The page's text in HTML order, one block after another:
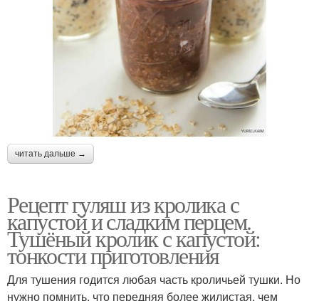
читать дальше →
Рецепт гуляш из кролика с
капустой и сладким перцем.
Тушёный кролик с капустой:
тонкости приготовления
Для тушения годится любая часть кроличьей тушки. Но
нужно помнить, что передняя более жилистая, чем